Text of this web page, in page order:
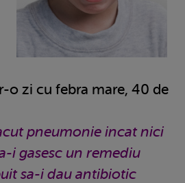
o zi cu febra mare, 40 de
pneumonie incat nici
i gasesc un remediu
sa-i dau antibiotic